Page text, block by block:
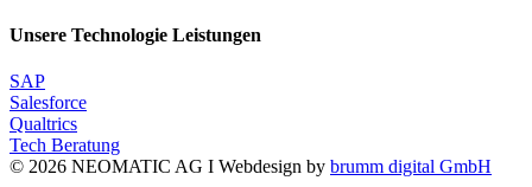
Unsere Technologie Leistungen
SAP
Salesforce
Qualtrics
Tech Beratung
© 2026 NEOMATIC AG I Webdesign by brumm digital GmbH